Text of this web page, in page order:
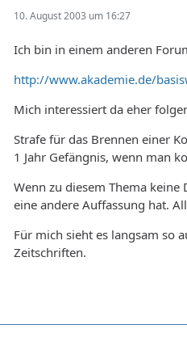
10. August 2003 um 16:27
Ich bin in einem anderen
http://www.akademie.de/
Mich interessiert da eher
Strafe für das Brennen einer
1 Jahr Gefängnis, wenn man
Wenn zu diesem Thema
eine andere Auffassung hat.
Für mich sieht es langsam so
Zeitschriften.